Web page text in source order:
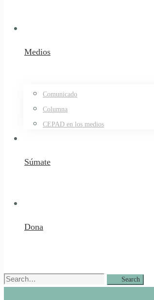
Medios
Comunicado
Columna
CEPAD en los medios
Súmate
Dona
Search
Search